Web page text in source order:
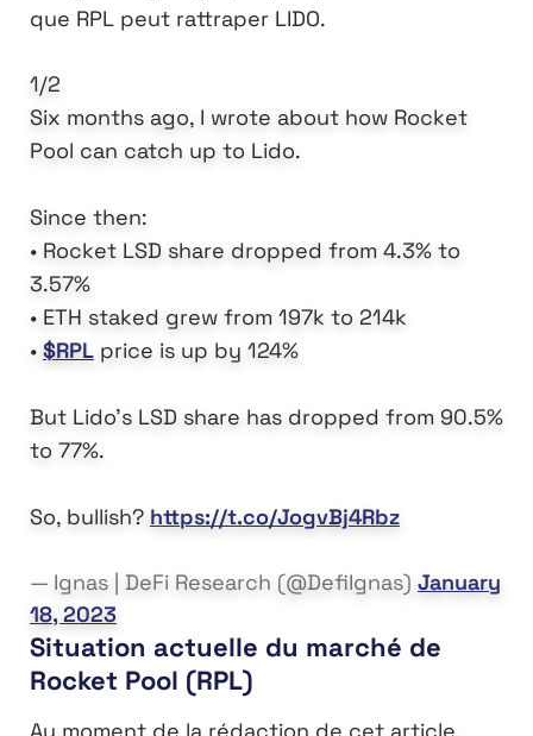
que RPL peut rattraper LIDO.
1/2
Six months ago, I wrote about how Rocket
Pool can catch up to Lido.
Since then:
• Rocket LSD share dropped from 4.3% to
3.57%
• ETH staked grew from 197k to 214k
• $RPL price is up by 124%
But Lido's LSD share has dropped from 90.5%
to 77%.
So, bullish? https://t.co/JogvBj4Rbz
— Ignas | DeFi Research (@DefiIgnas) January
18, 2023
Situation actuelle du marché de
Rocket Pool (RPL)